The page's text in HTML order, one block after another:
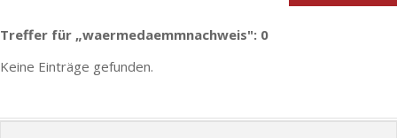
Treffer für „waermedaemmnachweis": 0
Keine Einträge gefunden.